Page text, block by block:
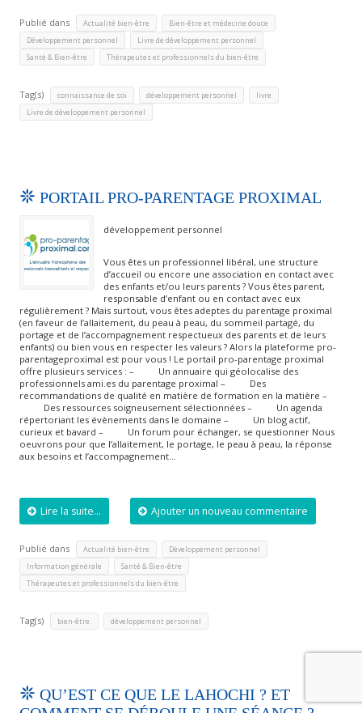
Publié dans Actualité bien-être Bien-être et médecine douce
Développement personnel Livre de développement personnel
Santé & Bien-être Thérapeutes et professionnels du bien-être
Tag(s) connaissance de soi développement personnel livre
Livre de développement personnel
PORTAIL PRO-PARENTAGE PROXIMAL
développement personnel
Vous êtes un professionnel libéral, une structure
d’accueil ou encore une association en contact avec
des enfants et/ou leurs parents ? Vous êtes parent,
responsable d’enfant ou en contact avec eux
régulièrement ? Mais surtout, vous êtes adeptes du parentage proximal
(en faveur de l’allaitement, du peau à peau, du sommeil partagé, du
portage et de l’accompagnement respectueux des parents et de leurs
enfants) ou bien vous en respecter les valeurs ? Alors la plateforme pro-
parentageproximal est pour vous ! Le portail pro-parentage proximal
offre plusieurs services : – Un annuaire qui géolocalise des
professionnels ami.es du parentage proximal – Des
recommandations de qualité en matière de formation en la matière –
Des ressources soigneusement sélectionnées – Un agenda
répertoriant les évènements dans le domaine – Un blog actif,
curieux et bavard – Un forum pour échanger, se questionner Nous
oeuvrons pour que l’allaitement, le portage, le peau à peau, la réponse
aux besoins et l’accompagnement…
Lire la suite... Ajouter un nouveau commentaire
Publié dans Actualité bien-être Développement personnel
Information générale Santé & Bien-être
Thérapeutes et professionnels du bien-être
Tag(s) bien-être. développement personnel
QU’EST CE QUE LE LAHOCHI ? ET